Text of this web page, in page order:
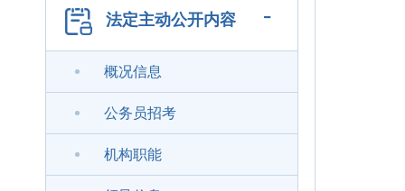
法定主动公开内容 -
概况信息
公务员招考
机构职能